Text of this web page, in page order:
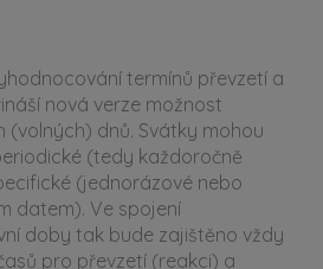
termínů převzetí a
nová verze možnost
(volných) dnů. Svátky mohou
(tedy každoročně
(jednorázové nebo
datem). Ve spojení
doby tak bude zajištěno vždy
pro převzetí (reakci) a